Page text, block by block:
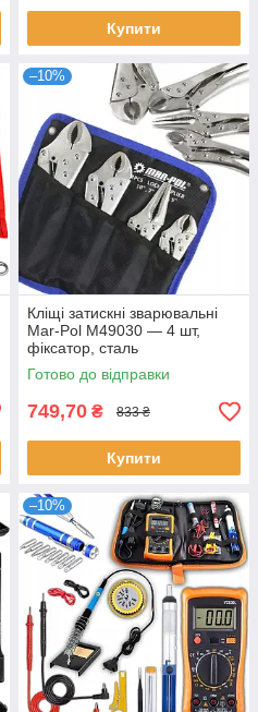
Купити
–10%
Кліщі затискні зварювальні
Mar-Pol M49030 — 4 шт,
фіксатор, сталь
Готово до відправки
749,70 ₴ 833 ₴
Купити
–10%